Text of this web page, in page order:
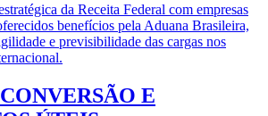
da Receita Federal com empresas
benefícios pela Aduana Brasileira,
e previsibilidade das cargas nos
E